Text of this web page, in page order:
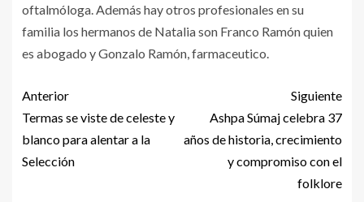
oftalmóloga. Además hay otros profesionales en su
familia los hermanos de Natalia son Franco Ramón quien
es abogado y Gonzalo Ramón, farmaceutico.
Anterior
Termas se viste de celeste y
blanco para alentar a la
Selección
Siguiente
Ashpa Súmaj celebra 37
años de historia, crecimiento
y compromiso con el
folklore